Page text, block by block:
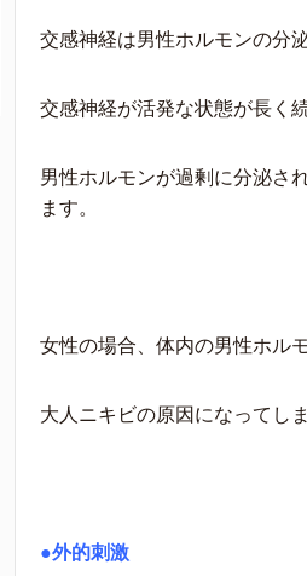
交感神経は男性ホルモンの分
交感神経が活発な状態が長く
男性ホルモンが過剰に分泌さ
ます。
女性の場合、体内の男性ホル
大人ニキビの原因になってし
●外的刺激